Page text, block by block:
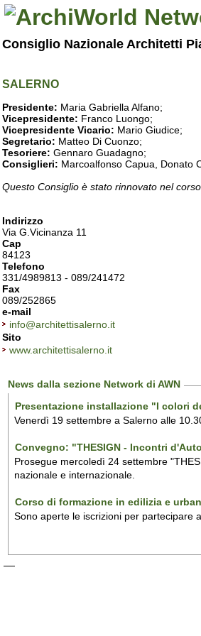
Consiglio Nazionale Architetti
SALERNO
Presidente: Maria Gabriella Alfano;
Vicepresidente: Franco Luongo;
Vicepresidente Vicario: Mario Giudice;
Segretario: Matteo Di Cuonzo;
Tesoriere: Gennaro Guadagno;
Consiglieri: Marcoalfonso Capua, Donato
Questo Consiglio è stato rinnovato nel
Indirizzo
Via G.Vicinanza 11
Cap
84123
Telefono
331/4989813 - 089/241472
Fax
089/252865
e-mail
info@architettisalerno.it
Sito
www.architettisalerno.it
News dalla sezione Network di AWN
Presentazione installazione "I colori
Venerdì 19 settembre a Salerno alle
Convegno: "THESIGN - Incontri
Prosegue mercoledì 24 settembre
nazionale e internazionale.
Corso di formazione in edilizia e
Sono aperte le iscrizioni per partecipare